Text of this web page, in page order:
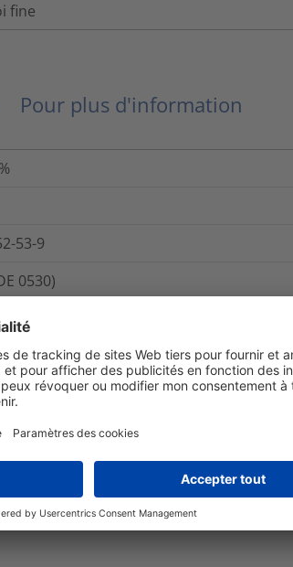
fine
Pour plus d'information
%
53-9
0530)
9
no. 198.1-06, DIN 75200 (09/1980), UL